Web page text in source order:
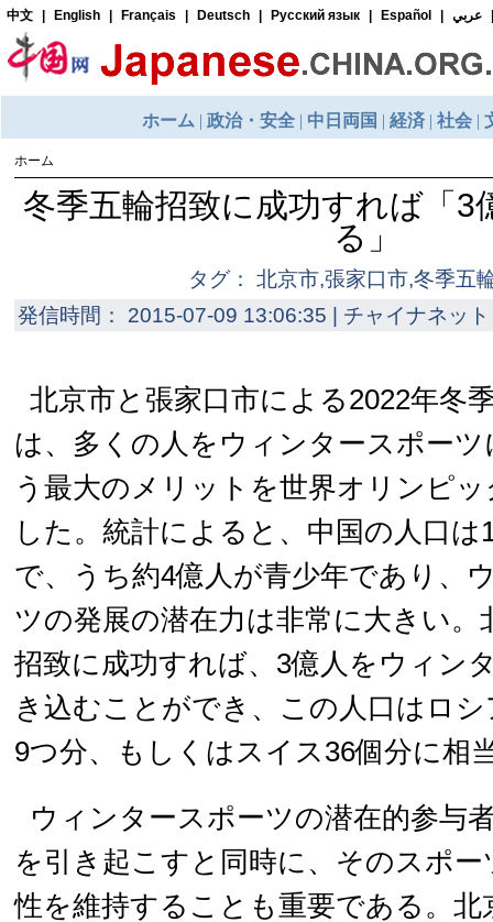
ホーム
冬季五輪招致に成功すれば「3
る」
タグ： 北京市,張家口市,冬季五
発信時間： 2015-07-09 13:06:35 | チャイナネッ
北京市と張家口市による2022年冬
は、多くの人をウィンタースポー
う最大のメリットを世界オリンピ
した。統計によると、中国の人口は
で、うち約4億人が青少年であり、
ツの発展の潜在力は非常に大きい。
招致に成功すれば、3億人をウィン
き込むことができ、この人口はロ
9つ分、もしくはスイス36個分に相
ウィンタースポーツの潜在的参与
を引き起こすと同時に、そのスポ
性を維持することも重要である。北